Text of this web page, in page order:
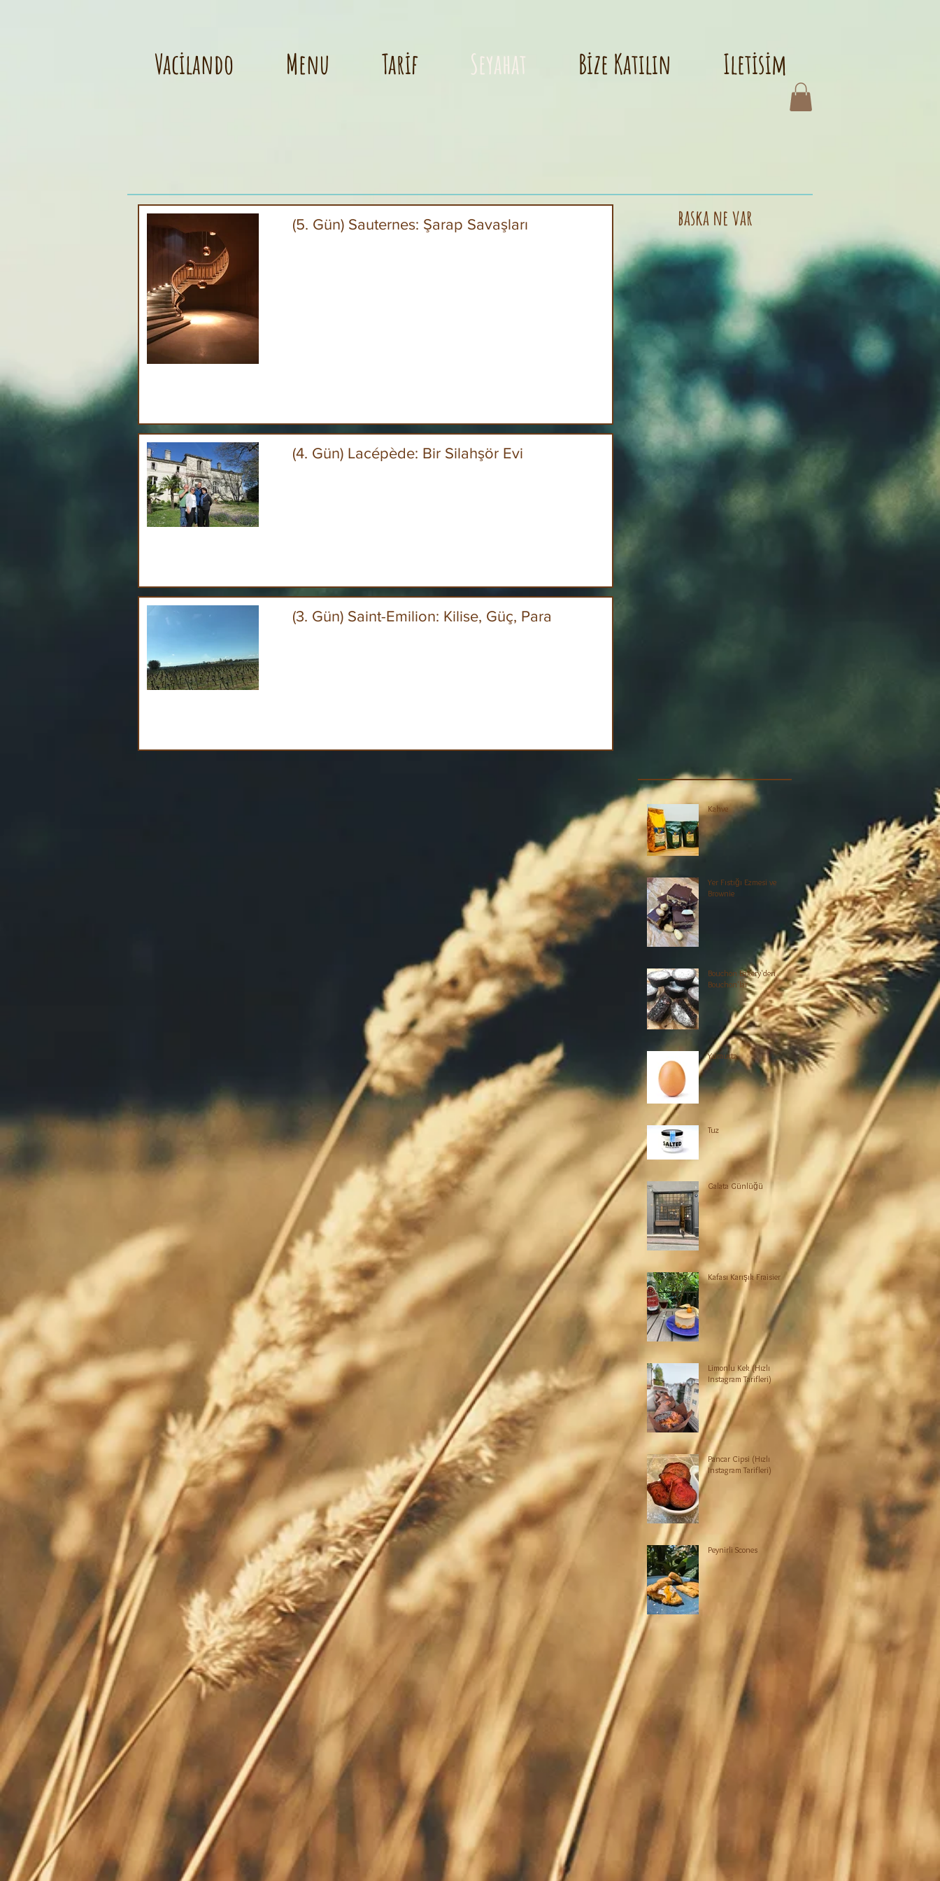
Vacilando Menu Tarif Seyahat Bize Katılın Iletisim
(5. Gün) Sauternes: Şarap Savaşları
(4. Gün) Lacépède: Bir Silahşör Evi
(3. Gün) Saint-Emilion: Kilise, Güç, Para
baska ne var
Kahve
Yer Fıstığı Ezmesi ve
Brownie
Bouchon Bakery'den
Bouchon'lar
Yumurta
Tuz
Galata Günlüğü
Kafası Karışık Fraisier
Limonlu Kek (Hızlı
Instagram Tarifleri)
Pancar Cipsi (Hızlı
Instagram Tarifleri)
Peynirli Scones